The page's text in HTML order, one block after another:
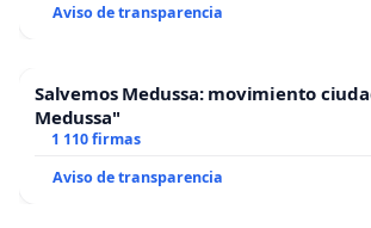
Aviso de transparencia
Salvemos Medussa: movimiento
Medussa"
1 110 firmas
Aviso de transparencia